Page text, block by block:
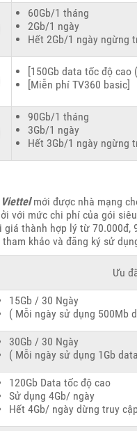
60Gb/1 tháng
2Gb/1 ngày
Hết 2Gb/1 ngày ngừng
[150Gb data tốc độ cao (
[Miễn phí TV360 basic]
90Gb/1 tháng
3Gb/1 ngày
Hết 3Gb/1 ngày ngừng
mới được nhà mạng
với mức chi phí của gói
thành hợp lý từ 70.000đ,
khảo và đăng ký sử
Ưu
15Gb / 30 Ngày
( Mỗi ngày sử dụng 500Mb
30Gb / 30 Ngày
( Mỗi ngày sử dụng 1Gb
120Gb Data tốc độ cao
Sử dụng 4Gb/ ngày
Hết 4Gb/ ngày dừng truy cập